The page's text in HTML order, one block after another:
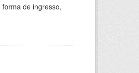
de ingresso,